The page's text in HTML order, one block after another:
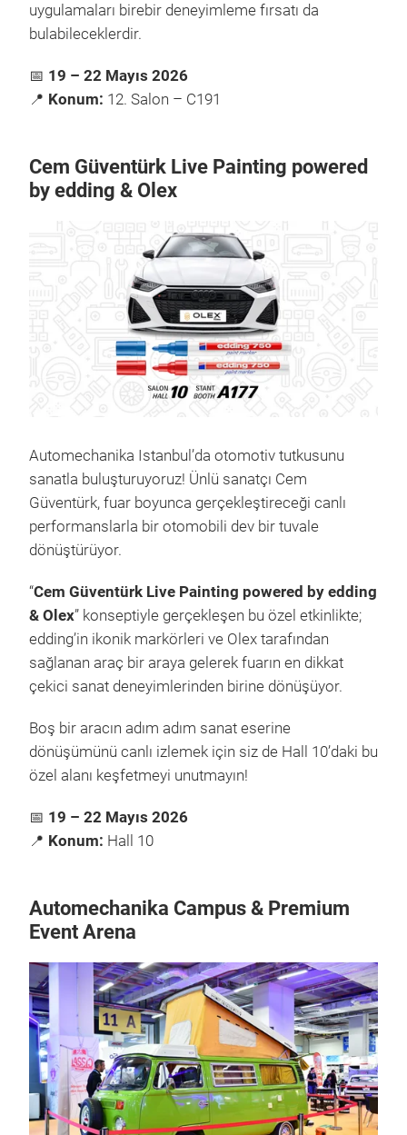
uygulamaları birebir deneyimleme fırsatı da
bulabileceklerdir.
📅 19 – 22 Mayıs 2026
📍 Konum: 12. Salon – C191
Cem Güventürk Live Painting powered
by edding & Olex
Automechanika Istanbul’da otomotiv tutkusunu
sanatla buluşturuyoruz! Ünlü sanatçı Cem
Güventürk, fuar boyunca gerçekleştireceği canlı
performanslarla bir otomobili dev bir tuvale
dönüştürüyor.
“Cem Güventürk Live Painting powered by edding
& Olex” konseptiyle gerçekleşen bu özel etkinlikte;
edding’in ikonik markörleri ve Olex tarafından
sağlanan araç bir araya gelerek fuarın en dikkat
çekici sanat deneyimlerinden birine dönüşüyor.
Boş bir aracın adım adım sanat eserine
dönüşümünü canlı izlemek için siz de Hall 10’daki bu
özel alanı keşfetmeyi unutmayın!
📅 19 – 22 Mayıs 2026
📍 Konum: Hall 10
Automechanika Campus & Premium
Event Arena